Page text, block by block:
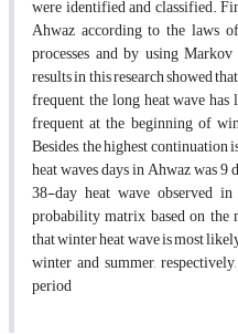
were identified and classified.
Ahwaz according to the laws
processes and by using
results in this research showed
frequent, the long heat wave
frequent at the beginning of
Besides, the highest
heat waves days in Ahwaz was 9
38-day heat wave observed
probability matrix based on the
that winter heat wave is most
winter and summer,
period